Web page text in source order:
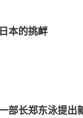
本的挑衅
部长郑东泳提出